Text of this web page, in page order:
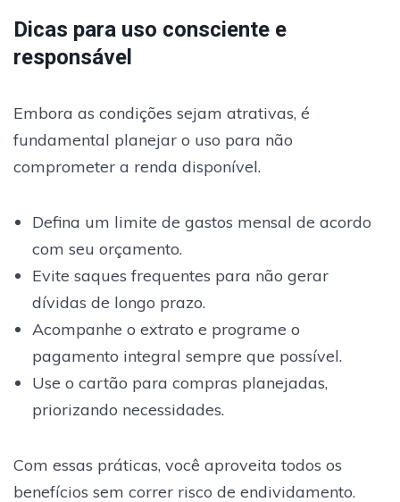
Dicas para uso consciente e
responsável
Embora as condições sejam atrativas, é
fundamental planejar o uso para não
comprometer a renda disponível.
Defina um limite de gastos mensal de acordo
com seu orçamento.
Evite saques frequentes para não gerar
dívidas de longo prazo.
Acompanhe o extrato e programe o
pagamento integral sempre que possível.
Use o cartão para compras planejadas,
priorizando necessidades.
Com essas práticas, você aproveita todos os
benefícios sem correr risco de endividamento.